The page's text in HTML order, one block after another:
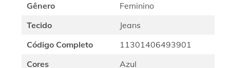
Gênero
Feminino
Tecido
Jeans
Código Completo
11301406493901
Cores
Azul